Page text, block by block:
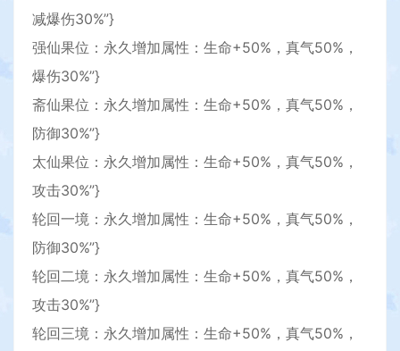
减爆伤30%”}
强仙果位：永久增加属性：生命+50%，真气50%，
爆伤30%”}
斋仙果位：永久增加属性：生命+50%，真气50%，
防御30%”}
太仙果位：永久增加属性：生命+50%，真气50%，
攻击30%”}
轮回一境：永久增加属性：生命+50%，真气50%，
防御30%”}
轮回二境：永久增加属性：生命+50%，真气50%，
攻击30%”}
轮回三境：永久增加属性：生命+50%，真气50%，